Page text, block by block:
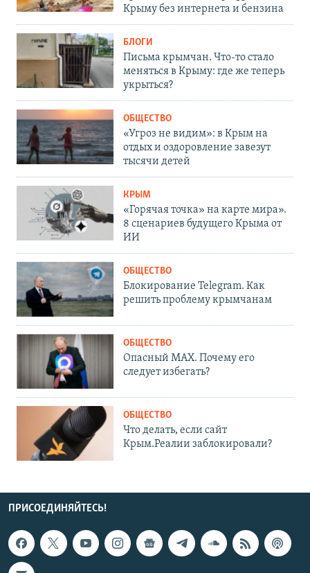
Крыму без интернета и бензина
БЛОГИ
Письма крымчан. Что-то стало
меняться в Крыму: где же теперь
укрыться?
ОБЩЕСТВО
«Угроз не видим»: в Крым на
отдых и оздоровление завезут
тысячи детей
КРЫМ
«Горячая точка» на карте мира».
8 сценариев будущего Крыма от
ИИ
ОБЩЕСТВО
Блокирование Telegram. Как
решить проблему крымчанам
ОБЩЕСТВО
Опасный MAX. Почему его
следует избегать?
ОБЩЕСТВО
Что делать, если сайт
Крым.Реалии заблокировали?
ПРИСОЕДИНЯЙТЕСЬ!